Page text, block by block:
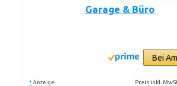
Garage & Büro
Bei
* Anzeige Preis inkl.